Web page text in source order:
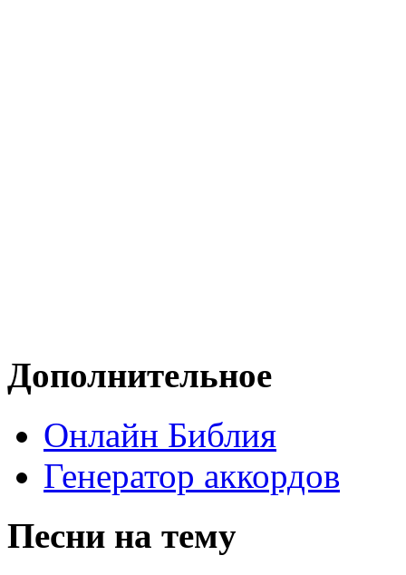
Дополнительное
Онлайн Библия
Генератор аккордов
Песни на тему